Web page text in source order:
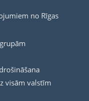
no Rīgas
visām valstīm